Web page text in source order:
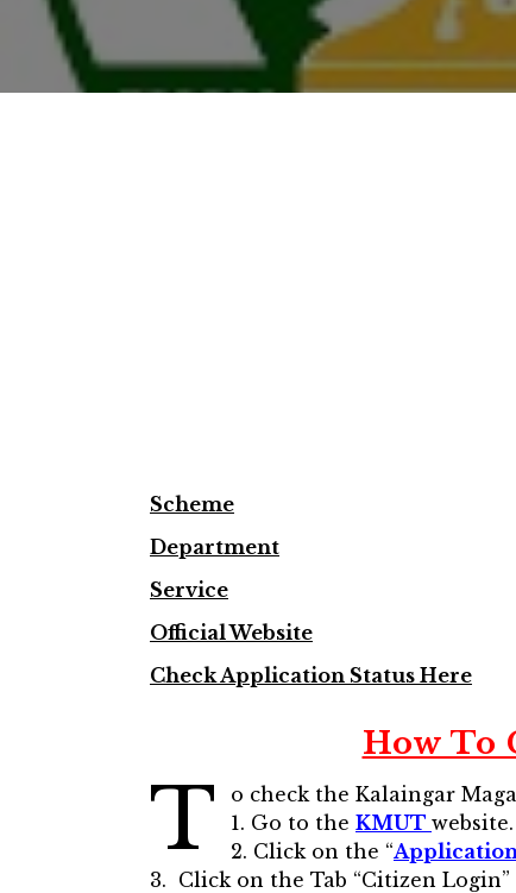
Scheme
Department
Service
Official Website
Check Application Status Here
How To
T
o check the Kalaingar
1. Go to the KMUT website.
2. Click on the “
3. Click on the Tab “Citizen Login”